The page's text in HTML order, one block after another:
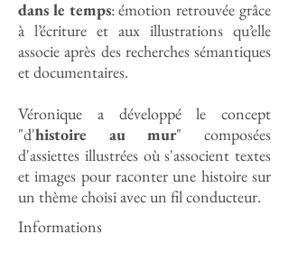
dans le temps: émotion retrouvée grâce
à l’écriture et aux illustrations qu’elle
associe après des recherches sémantiques
et documentaires.
Véronique a développé le concept
"d'histoire au mur" composées
d'assiettes illustrées où s'associent textes
et images pour raconter une histoire sur
un thème choisi avec un fil conducteur.
Informations